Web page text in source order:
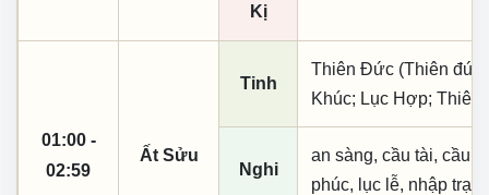
Kị
01:00 -
02:59
Ất Sửu
Tinh
Thiên Đức (Thiên
Khúc; Lục Hợp; Thiên
Nghi
an sàng, cầu tài, cầu
phúc, lục lễ, nhập